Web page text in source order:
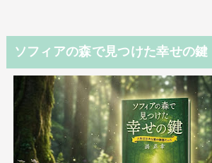
ソフィアの森で見つけた幸せの鍵